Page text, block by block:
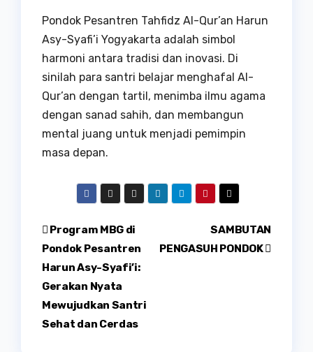
Pondok Pesantren Tahfidz Al-Qur’an Harun
Asy-Syafi’i Yogyakarta adalah simbol
harmoni antara tradisi dan inovasi. Di
sinilah para santri belajar menghafal Al-
Qur’an dengan tartil, menimba ilmu agama
dengan sanad sahih, dan membangun
mental juang untuk menjadi pemimpin
masa depan.
Post
navigation
SAMBUTAN
PENGASUH PONDOK
Program MBG di
Pondok Pesantren
Harun Asy-Syafi’i:
Gerakan Nyata
Mewujudkan Santri
Sehat dan Cerdas